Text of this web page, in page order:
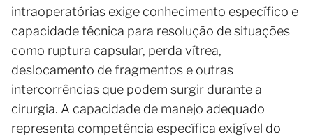
intraoperatórias exige conhecimento específico e
capacidade técnica para resolução de situações
como ruptura capsular, perda vítrea,
deslocamento de fragmentos e outras
intercorrências que podem surgir durante a
cirurgia. A capacidade de manejo adequado
representa competência específica exigível do